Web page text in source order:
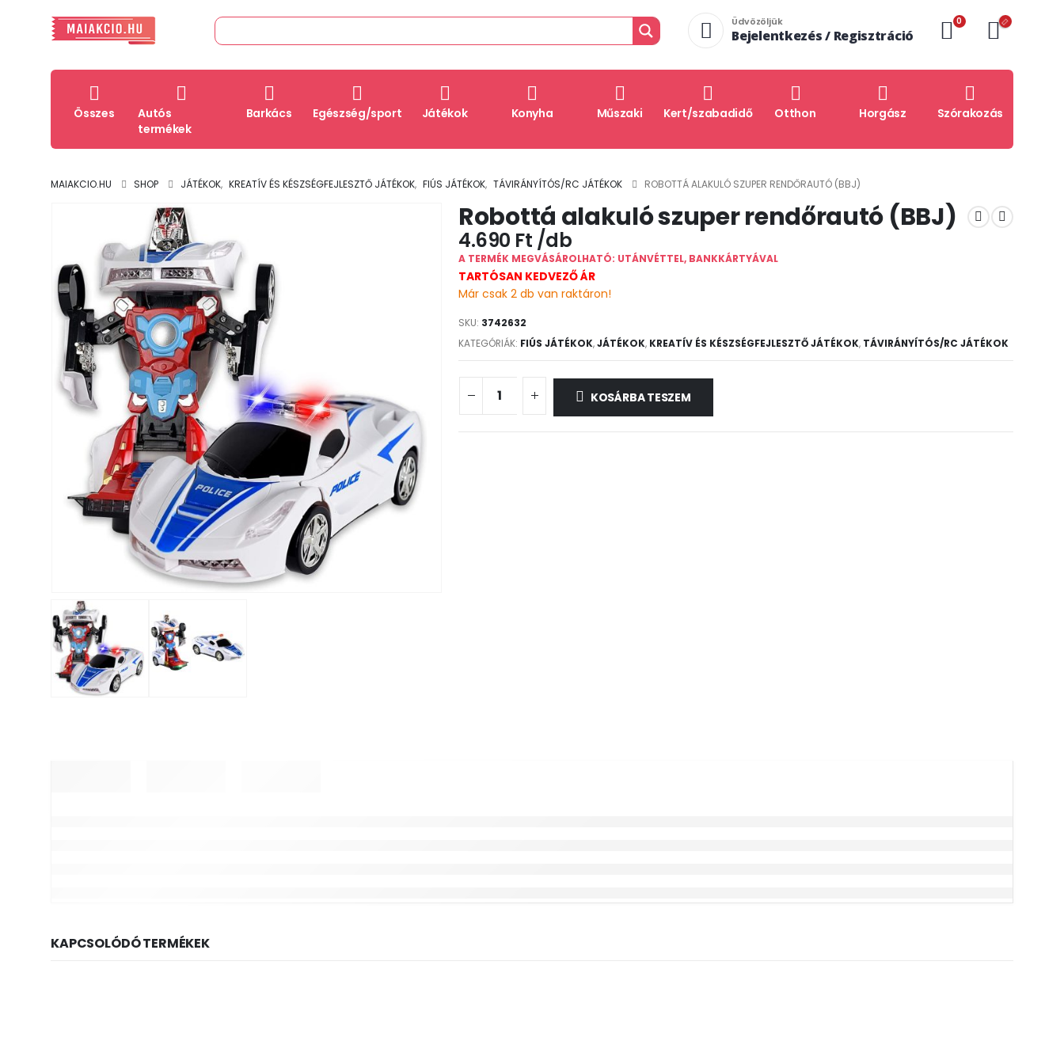
Üdvözöljük
Bejelentkezés / Regisztráció
0
Összes
Autós
termékek
Barkács Egészség/sport Játékok Konyha Műszaki Kert/szabadidő Otthon Horgász Szórakozás
MAIAKCIO.HU SHOP JÁTÉKOK, KREATÍV ÉS KÉSZSÉGFEJLESZTŐ JÁTÉKOK, FIÚS JÁTÉKOK, TÁVIRÁNYÍTÓS/RC JÁTÉKOK ROBOTTÁ ALAKULÓ SZUPER RENDŐRAUTÓ (BBJ)
Robottá alakuló szuper rendőrautó (BBJ)
4.690 Ft
A TERMÉK MEGVÁSÁROLHATÓ: UTÁNVÉTTEL, BANKKÁRTYÁVAL
TARTÓSAN KEDVEZŐ ÁR
Már csak 2 db van raktáron!
SKU: 3742632
KATEGÓRIÁK: FIÚS JÁTÉKOK,JÁTÉKOK, KREATÍV ÉS KÉSZSÉGFEJLESZTŐ JÁTÉKOK, TÁVIRÁNYÍTÓS/RC JÁTÉKOK
KOSÁRBA TESZEM
KAPCSOLÓDÓ TERMÉKEK